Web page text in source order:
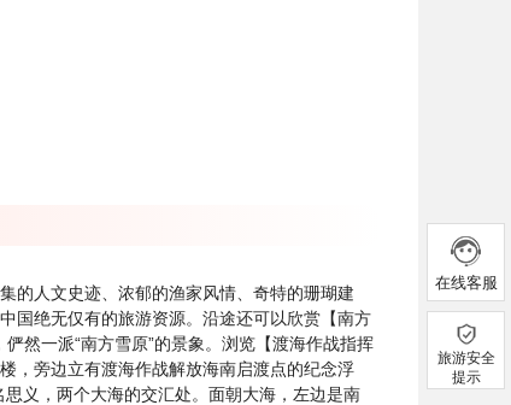
的人文史迹、浓郁的渔家风情、奇特的珊瑚建
国绝无仅有的旅游资源。沿途还可以欣赏【南方
然一派“南方雪原”的景象。浏览【渡海作战指挥
，旁边立有渡海作战解放海南启渡点的纪念浮
义，两个大海的交汇处。面朝大海，左边是南
在线客服
旅游安全
提示